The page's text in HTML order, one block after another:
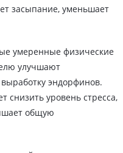
засыпание, уменьшает
умеренные физические
улучшают
эндорфинов.
снизить уровень стресса,
общую